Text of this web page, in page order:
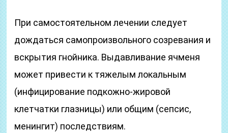
При самостоятельном лечении следует
дождаться самопроизвольного созревания и
вскрытия гнойника. Выдавливание ячменя
может привести к тяжелым локальным
(инфицирование подкожно-жировой
клетчатки глазницы) или общим (сепсис,
менингит) последствиям.